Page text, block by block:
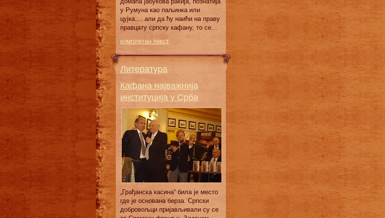
у Румуна као паљинка или
цујка.... али да ћу наићи на праву
правцату српску кафану, то се...
комплетан текст
Литература
Кафана најважнија
институција у Срба
„Грађанска касина“ била је место
где је основана берза. Српски
добровољци пријављивали су се